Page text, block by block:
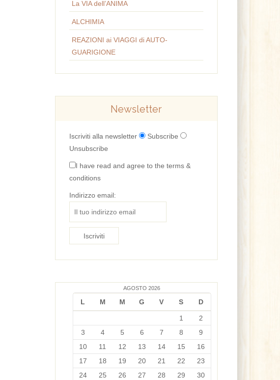
La VIA dell’ANIMA
ALCHIMIA
REAZIONI ai VIAGGI di AUTO-
GUARIGIONE
Newsletter
Iscriviti alla newsletter
Subscribe
Unsubscribe
I have read and agree to the terms &
conditions
Indirizzo email:
AGOSTO 2026
L M M G V S D
1
2
3
4 5 6 7 8
9
10
11 12 13 14 15
16
17
18 19 20 21 22
23
24
25 26 27 28 29
30